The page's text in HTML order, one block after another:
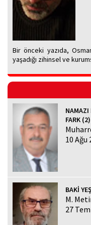
Bir önceki yazıda,
yaşadığı zihinsel ve
NAMAZI
FARK (2)
10 Ağu
BAKİ
M.
27